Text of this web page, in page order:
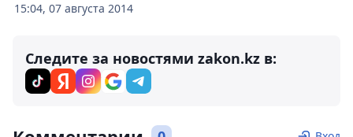
15:04, 07 августа 2014
Следите за новостями zakon.kz в: